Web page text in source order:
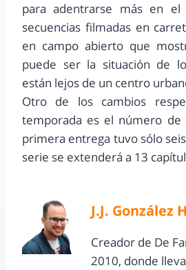
para adentrarse más en el
secuencias filmadas en
en campo abierto que
puede ser la situación de
están lejos de un centro
Otro de los cambios
temporada es el número de
primera entrega tuvo sólo
serie se extenderá a 13
J.J. González
Creador de De
2010, donde